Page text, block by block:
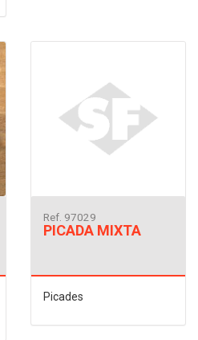
Ref. 97029
PICADA MIXTA
Picades